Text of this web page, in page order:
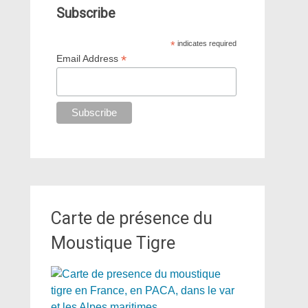
Subscribe
* indicates required
Email Address*
Carte de présence du
Moustique Tigre